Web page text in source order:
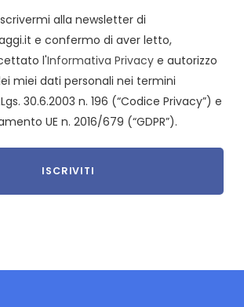
alla newsletter di
e confermo di aver letto,
l'Informativa Privacy e autorizzo
miei dati personali nei termini
30.6.2003 n. 196 (“Codice Privacy”) e
UE n. 2016/679 (“GDPR”).